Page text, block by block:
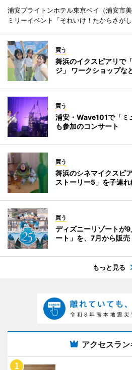
浦安ブライトンホテル東京ベイ（浦安市
ミリーイベント「それいけ！たからさがし
買う
舞浜のイクスピアリで
ジ」 ワークショップな
買う
浦安・Wave101で「ミ
も参加のコンサート
買う
舞浜のシネマイクスピ
ストーリー5」を子連
買う
ディズニーリゾートが
ート」を、7月から販売
もっと見る
アクセスラ